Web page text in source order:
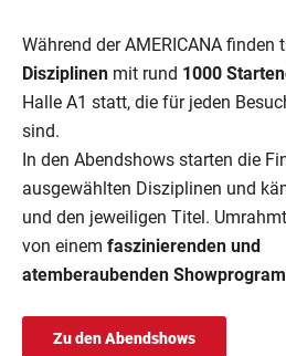
Während der AMERICANA finden
Disziplinen mit rund 1000
Halle A1 statt, die für jeden
sind.
In den Abendshows starten die
ausgewählten Disziplinen und
und den jeweiligen Titel.
von einem faszinierenden und
atemberaubenden
Zu den Abendshows